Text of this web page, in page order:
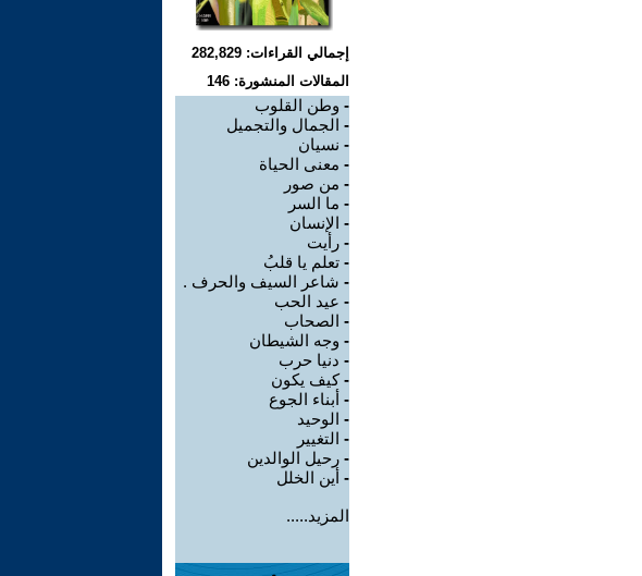
إجمالي القراءات: 282,829
المقالات المنشورة: 146
- وطن القلوب
- الجمال والتجميل
- نسيان
- معنى الحياة
- من صور
- ما السر
- الإنسان
- رأيت
- تعلم يا قلبُ
- شاعر السيف والحرف .
- عيد الحب
- الصحاب
- وجه الشيطان
- دنيا حرب
-كيف يكون
- أبناء الجوع
- الوحيد
- التغيير
- رحيل الوالدين
- أين الخلل
المزيد.....